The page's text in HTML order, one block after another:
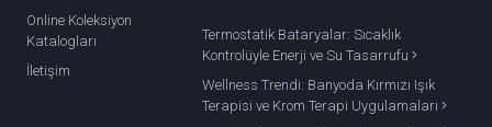
Online Koleksiyon
Katalogları
İletişim
Termostatik Bataryalar: Sıcaklık
Kontrolüyle Enerji ve Su Tasarrufu
Wellness Trendi: Banyoda Kırmızı Işık
Terapisi ve Krom Terapi Uygulamaları